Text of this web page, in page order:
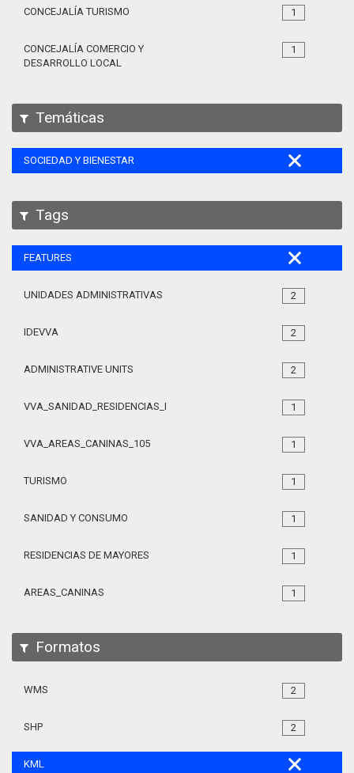
1
CONCEJALÍA TURISMO
1
CONCEJALÍA COMERCIO Y
DESARROLLO LOCAL
Temáticas
SOCIEDAD Y BIENESTAR
Tags
FEATURES
2
UNIDADES ADMINISTRATIVAS
2
IDEVVA
2
ADMINISTRATIVE UNITS
1
VVA_SANIDAD_RESIDENCIAS_MAYORES_105
1
VVA_AREAS_CANINAS_105
1
TURISMO
1
SANIDAD Y CONSUMO
1
RESIDENCIAS DE MAYORES
1
AREAS_CANINAS
Formatos
2
WMS
2
SHP
KML